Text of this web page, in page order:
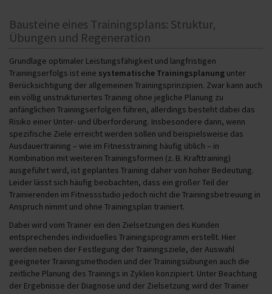
Bausteine eines Trainingsplans: Struktur,
Übungen und Regeneration
Grundlage optimaler Leistungsfähigkeit und langfristigen
Trainingserfolgs ist eine systematische Trainingsplanung unter
Berücksichtigung der allgemeinen Trainingsprinzipien. Zwar kann auch
ein völlig unstrukturiertes Training ohne jegliche Planung zu
anfänglichen Trainingserfolgen führen, allerdings besteht dabei das
Risiko einer Unter- und Überforderung. Insbesondere dann, wenn
spezifische Ziele erreicht werden sollen und beispielsweise das
Ausdauertraining – wie im Fitnesstraining häufig üblich – in
Kombination mit weiteren Trainingsformen (z. B. Krafttraining)
ausgeführt wird, ist geplantes Training daher von hoher Bedeutung.
Leider lässt sich häufig beobachten, dass ein großer Teil der
Trainierenden im Fitnessstudio jedoch nicht die Trainingsbetreuung in
Anspruch nimmt und ohne Trainingsplan trainiert.
Dabei wird vom Trainer ein den Zielsetzungen des Kunden
entsprechendes individuelles Trainingsprogramm erstellt. Hier
werden neben der Festlegung der Trainingsziele, der Auswahl
geeigneter Trainingsmethoden und der Trainingsübungen auch die
zeitliche Planung des Trainings in Zyklen konzipiert. Unter Beachtung
der Ergebnisse der Diagnose und der Zielsetzung wird der Trainer